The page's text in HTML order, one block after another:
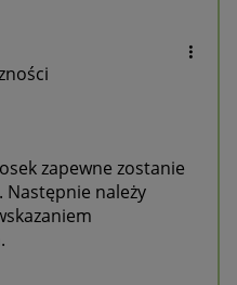
zapewne zostanie
należy